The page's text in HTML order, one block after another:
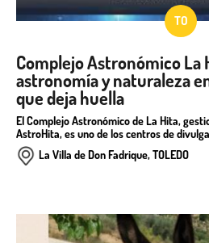
TO
Complejo Astronómico La
astronomía y naturaleza
que deja huella
El Complejo Astronómico de La Hita,
AstroHita, es uno de los centros de
La Villa de Don Fadrique, TOLEDO